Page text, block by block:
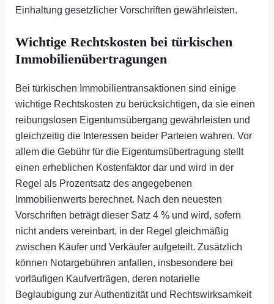
Einhaltung gesetzlicher Vorschriften gewährleisten.
Wichtige Rechtskosten bei türkischen
Immobilienübertragungen
Bei türkischen Immobilientransaktionen sind einige
wichtige Rechtskosten zu berücksichtigen, da sie einen
reibungslosen Eigentumsübergang gewährleisten und
gleichzeitig die Interessen beider Parteien wahren. Vor
allem die Gebühr für die Eigentumsübertragung stellt
einen erheblichen Kostenfaktor dar und wird in der
Regel als Prozentsatz des angegebenen
Immobilienwerts berechnet. Nach den neuesten
Vorschriften beträgt dieser Satz 4 % und wird, sofern
nicht anders vereinbart, in der Regel gleichmäßig
zwischen Käufer und Verkäufer aufgeteilt. Zusätzlich
können Notargebühren anfallen, insbesondere bei
vorläufigen Kaufverträgen, deren notarielle
Beglaubigung zur Authentizität und Rechtswirksamkeit